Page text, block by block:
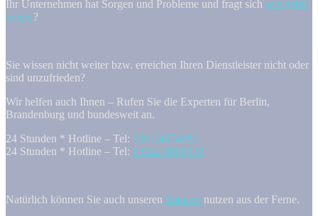
Ihr Unternehmen hat Sorgen und Probleme und fragt sich wie gehts
weiter?
Sie wissen nicht weiter bzw. erreichen Ihren Dienstleister nicht oder
sind unzufrieden?
Wir helfen auch Ihnen – Rufen Sie die Experten für Berlin,
Brandenburg und bundesweit an.
24 Stunden * Hotline – Tel: 030 54874086
24 Stunden * Hotline – Tel: 03322 8509070
Natürlich können Sie auch unseren Support nutzen aus der Ferne.